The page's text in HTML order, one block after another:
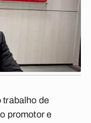
trabalho de
promotor e